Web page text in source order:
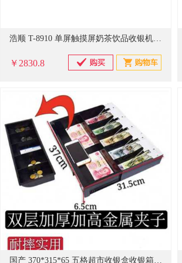
浩顺 T-8910 单屏触摸屏奶茶饮品收银机 收银系统 高配4G+64G
￥2830.8
国产 370*315*65 五格超市收银盒收银箱抽屉收银盘收款盒收钱盒现金盒 黑色 单位：个